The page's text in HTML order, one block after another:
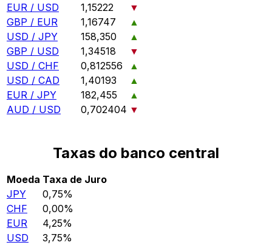
EUR / USD
1,15222
▼
GBP / EUR
1,16747
▲
USD / JPY
158,350
▲
GBP / USD
1,34518
▼
USD / CHF
0,812556
▲
USD / CAD
1,40193
▲
EUR / JPY
182,455
▲
AUD / USD
0,702404 ▼
Taxas do banco central
Moeda Taxa de Juro
JPY
0,75%
CHF
0,00%
EUR
4,25%
USD
3,75%